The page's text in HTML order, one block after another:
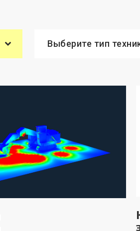
Выберите тип